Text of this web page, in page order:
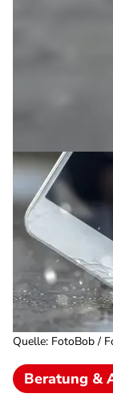
Quelle: FotoBob /
Beratung &